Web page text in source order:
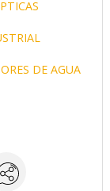
DE AGUA